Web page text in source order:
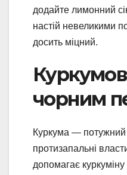
додайте лимонний
настій невеликими
досить міцний.
чорним
Куркума —
протизапальні
допомагає куркуміну